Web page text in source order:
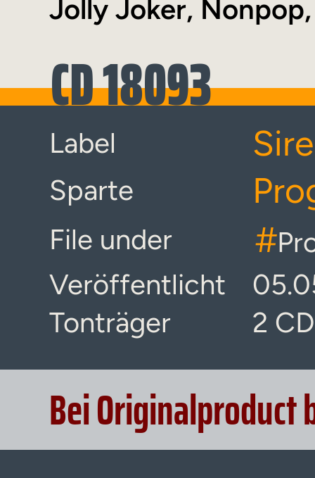
Jolly Joker,
CD 18093
Label
Sparte
File under #
Veröffentlicht
Tonträger
2
Bei Originalproduct